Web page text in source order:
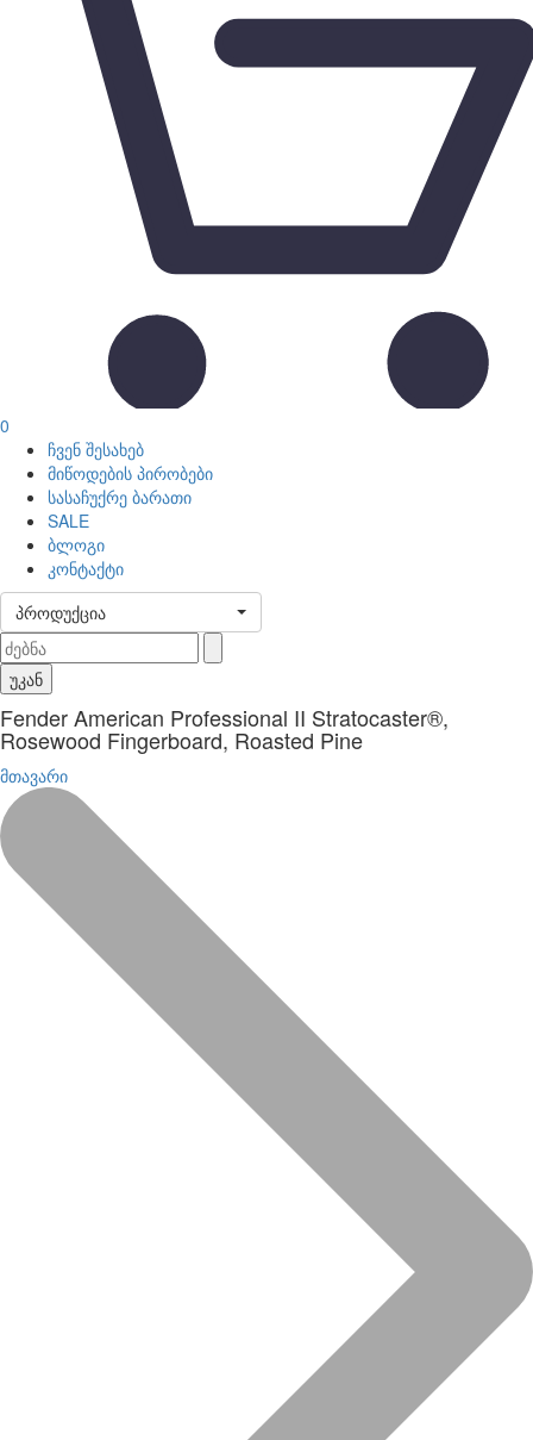
0
ჩვენ შესახებ
მიწოდების პირობები
სასაჩუქრე ბარათი
SALE
ბლოგი
კონტაქტი
პროდუქცია
უკან
Fender American Professional II Stratocaster®,
Rosewood Fingerboard, Roasted Pine
მთავარი